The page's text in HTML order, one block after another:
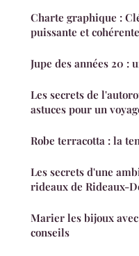
Charte graphique :
puissante et cohérente
Jupe des années 20 :
Les secrets de
astuces pour un
Robe terracotta : la
Les secrets d'une
rideaux de Rideaux-
Marier les bijoux
conseils